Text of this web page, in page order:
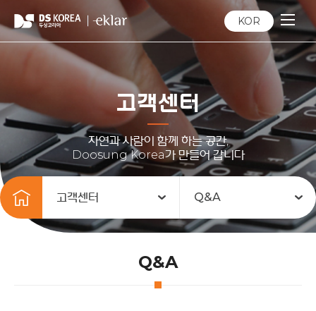
KOR
고객센터
자연과 사람이 함께 하는 공간,
Doosung Korea가 만들어 갑니다
고객센터 Q&A
Q&A